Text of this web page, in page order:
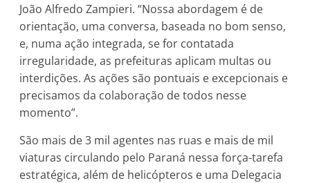
João Alfredo Zampieri. “Nossa abordagem é de
orientação, uma conversa, baseada no bom senso,
e, numa ação integrada, se for contatada
irregularidade, as prefeituras aplicam multas ou
interdições. As ações são pontuais e excepcionais e
precisamos da colaboração de todos nesse
momento”.
São mais de 3 mil agentes nas ruas e mais de mil
viaturas circulando pelo Paraná nessa força-tarefa
estratégica, além de helicópteros e uma Delegacia